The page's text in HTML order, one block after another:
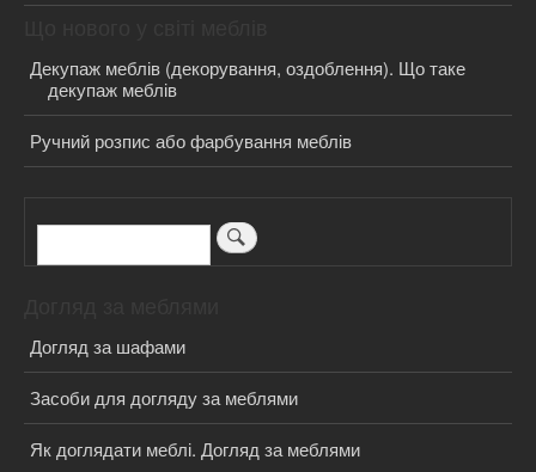
Декупаж меблів (декорування, оздоблення). Що таке
декупаж меблів
Ручний розпис або фарбування меблів
Пошук
Догляд за шафами
Засоби для догляду за меблями
Як доглядати меблі. Догляд за меблями